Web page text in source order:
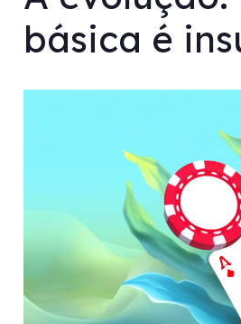
básica é